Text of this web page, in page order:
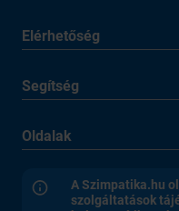
Elérhetőség
Segítség
Oldalak
A Szimpatika.hu
szolgáltatások